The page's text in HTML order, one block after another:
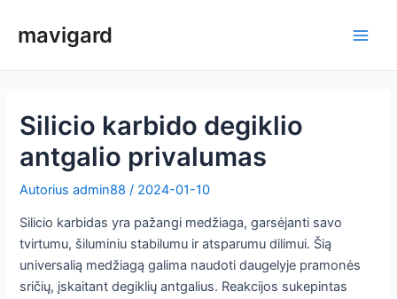
priemavigard
Silicio karbido degiklio
antgalio privalumas
Autorius admin88/ 2024-01-10
Silicio karbidas yra pažangi medžiaga, garsėjanti savo
tvirtumu, šiluminiu stabilumu ir atsparumu dilimui. Šią
universalią medžiagą galima naudoti daugelyje pramonės
sričių, įskaitant degiklių antgalius. Reakcijos sukepintas